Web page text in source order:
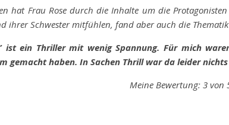
hat Frau Rose durch die Inhalte um die
ihrer Schwester mitfühlen, fand aber auch die
ist ein Thriller mit wenig Spannung. Für mich
gemacht haben. In Sachen Thrill war da leider
Meine Bewertung: 3 von